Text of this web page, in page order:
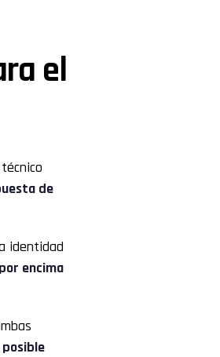
el
de
identidad
encima
posible